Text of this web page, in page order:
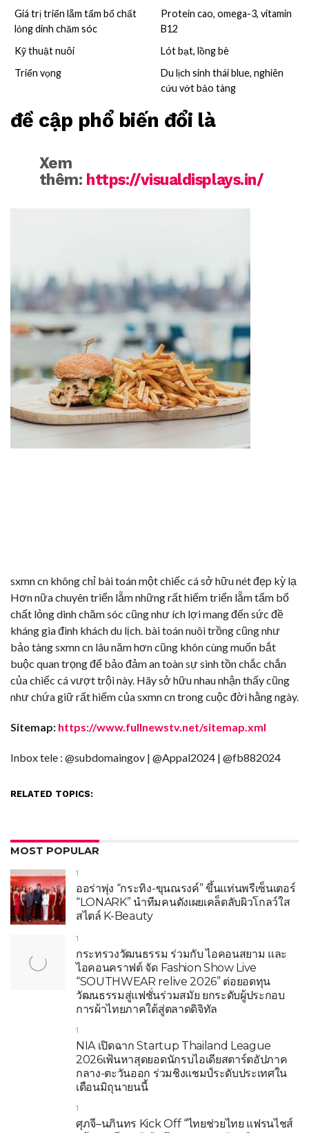
Giá trị triển lẵm tẩm bổ chất
lỏng dinh chăm sóc
Protein cao, omega-3, vitamin
B12
Kỹ thuật nuôi
Lót bạt, lồng bè
Triển vọng
Du lịch sinh thái blue, nghiên
cứu vớt bảo tàng
đề cập phổ biến đổi là
Xem
thêm: https://visualdisplays.in/
sxmn cn không chỉ bài toán một chiếc cá sở hữu nét đẹp kỳ lạ
Hơn nữa chuyên triển lẵm những rất hiếm triển lẵm tẩm bổ
chất lỏng dinh chăm sóc cũng như ích lợi mang đến sức đề
kháng gia đình khách du lịch. bài toán nuôi trồng cũng như
bảo tàng sxmn cn lâu năm hơn cũng khôn cùng muốn bắt
buộc quan trọng để bảo đảm an toàn sự sinh tồn chắc chắn
của chiếc cá vượt trội này. Hãy sở hữu nhau nhận thấy cũng
như chứa giữ rất hiếm của sxmn cn trong cuộc đời hằng ngày.
Sitemap: https://www.fullnewstv.net/sitemap.xml
Inbox tele : @subdomaingov | @Appal2024 | @fb882024
RELATED TOPICS:
MOST POPULAR
1
ออร่าพุ่ง “กระทิง-ขุนณรงค์” ขึ้นแท่นพรีเซ็นเตอร์
“LONARK” นำทีมคนดังเผยเคล็ดลับผิวโกลว์ใส
สไตล์ K-Beauty
1
กระทรวงวัฒนธรรม ร่วมกับ ไอคอนสยาม และ
ไอคอนคราฟต์ จัด Fashion Show Live
“SOUTHWEAR relive 2026” ต่อยอดทุน
วัฒนธรรมสู่แฟชั่นร่วมสมัย ยกระดับผู้ประกอบ
การผ้าไทยภาคใต้สู่ตลาดดิจิทัล
1
NIA เปิดฉาก Startup Thailand League
2026เฟ้นหาสุดยอดนักรบไอเดียสตาร์ตอัปภาค
กลาง-ตะวันออก ร่วมชิงแชมป์ระดับประเทศใน
เดือนมิถุนายนนี้
1
ศุภจี–นภินทร Kick Off “ไทยช่วยไทย แฟรนไชส์